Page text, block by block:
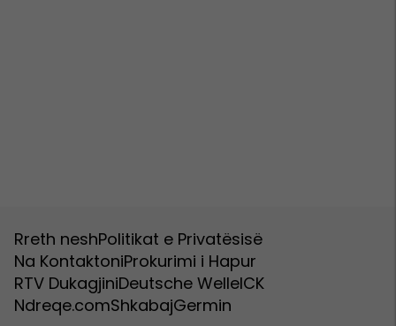
Rreth neshPolitikat e Privatësisë
Na KontaktoniProkurimi i Hapur
RTV DukagjiniDeutsche WelleICK
Ndreqe.comShkabajGermin